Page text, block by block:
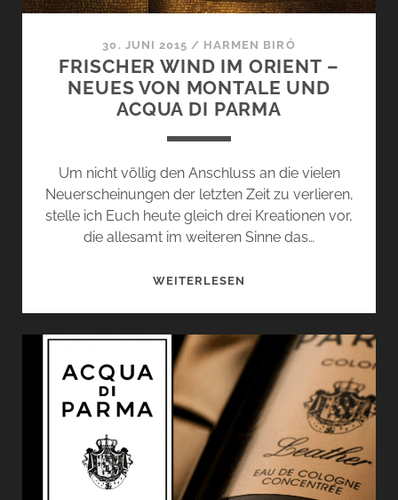
30. JUNI 2015 / HARMEN BIRÓ
FRISCHER WIND IM ORIENT –
NEUES VON MONTALE UND
ACQUA DI PARMA
Um nicht völlig den Anschluss an die vielen
Neuerscheinungen der letzten Zeit zu verlieren,
stelle ich Euch heute gleich drei Kreationen vor,
die allesamt im weiteren Sinne das…
WEITERLESEN
ORIENT
–
NEUES
VON
MONTALE
UND
ACQUA
DI